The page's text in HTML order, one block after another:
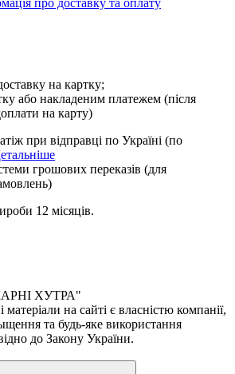
на картку;
або накладеним платежем (після
на карту)
при відправці по Україні (по
грошових переказів (для
12 місяців.
ХУТРА"
матеріали на сайті є власністю компанії,
та будь-яке використання
до Закону України.